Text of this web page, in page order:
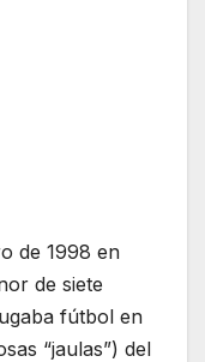
de 1998 en
de siete
fútbol en
“jaulas”) del